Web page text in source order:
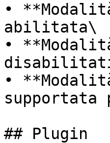
•
abilitata\
•
•
## Plugin